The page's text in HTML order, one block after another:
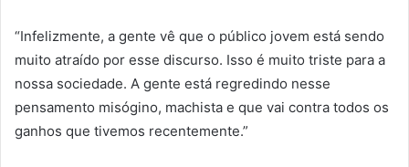
“Infelizmente, a gente vê que o público jovem está sendo
muito atraído por esse discurso. Isso é muito triste para a
nossa sociedade. A gente está regredindo nesse
pensamento misógino, machista e que vai contra todos os
ganhos que tivemos recentemente.”